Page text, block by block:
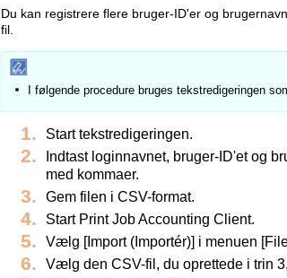
Du kan registrere flere bruger-ID'er og
fil.
I følgende procedure bruges tekstredigeringen
Start tekstredigeringen.
Indtast loginnavnet, bruger-ID'et og
med kommaer.
Gem filen i CSV-format.
Start Print Job Accounting Client.
Vælg [Import (Importér)] i menuen
Vælg den CSV-fil, du oprettede i trin